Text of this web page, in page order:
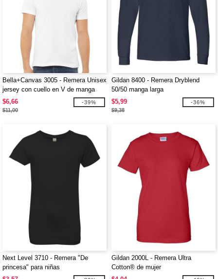
Bella+Canvas 3005 - Remera Unisex
jersey con cuello en V de manga
corta
$6,66
$11,00
-39%
Gildan 8400 - Remera Dryblend
50/50 manga larga
$5,99
$9,38
-36%
Next Level 3710 - Remera "De
princesa" para niñas
Gildan 2000L - Remera Ultra
Cotton® de mujer